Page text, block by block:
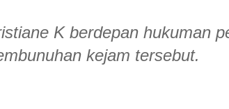
K berdepan hukuman
kejam tersebut.